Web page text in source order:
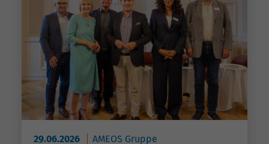
29.06.2026 AMEOS Gruppe